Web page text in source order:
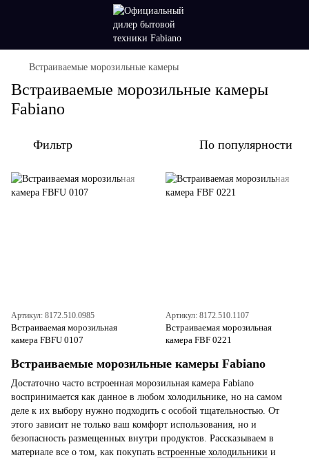
Встраиваемые морозильные камеры
Встраиваемые морозильные камеры
Fabiano
Фильтр По популярности
Артикул: 8172.510.0985
Встраиваемая морозильная
камера FBFU 0107
Артикул: 8172.510.1107
Встраиваемая морозильная
камера FBF 0221
Встраиваемые морозильные камеры Fabiano
Достаточно часто встроенная морозильная камера Fabiano
воспринимается как данное в любом холодильнике, но на самом
деле к их выбору нужно подходить с особой тщательностью. От
этого зависит не только ваш комфорт использования, но и
безопасность размещенных внутри продуктов. Рассказываем в
материале все о том, как покупать встроенные холодильники и